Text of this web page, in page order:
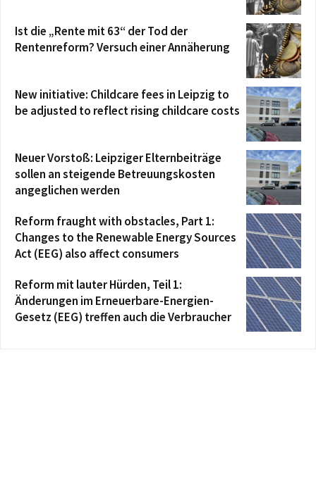
Ist die „Rente mit 63“ der Tod der
Rentenreform? Versuch einer Annäherung
New initiative: Childcare fees in Leipzig to
be adjusted to reflect rising childcare costs
Neuer Vorstoß: Leipziger Elternbeiträge
sollen an steigende Betreuungskosten
angeglichen werden
Reform fraught with obstacles, Part 1:
Changes to the Renewable Energy Sources
Act (EEG) also affect consumers
Reform mit lauter Hürden, Teil 1:
Änderungen im Erneuerbare-Energien-
Gesetz (EEG) treffen auch die Verbraucher